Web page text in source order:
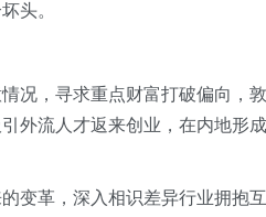
头。
况，寻求重点财富打破偏向，敦
外流人才返来创业，在内地形成
变革，深入相识差异行业拥抱互